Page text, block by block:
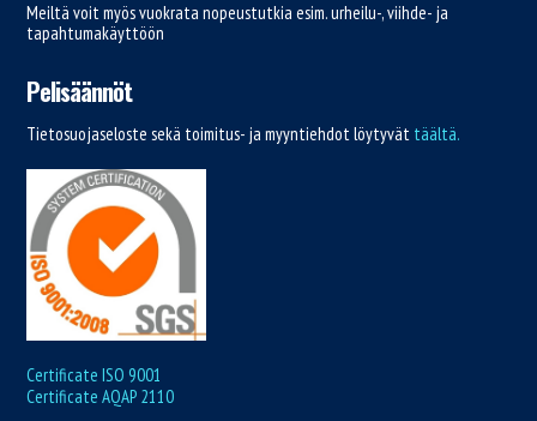
Meiltä voit myös vuokrata nopeustutkia esim. urheilu-, viihde- ja
tapahtumakäyttöön
Pelisäännöt
Tietosuojaseloste sekä toimitus- ja myyntiehdot löytyvät täältä.
Certificate ISO 9001
Certificate AQAP 2110